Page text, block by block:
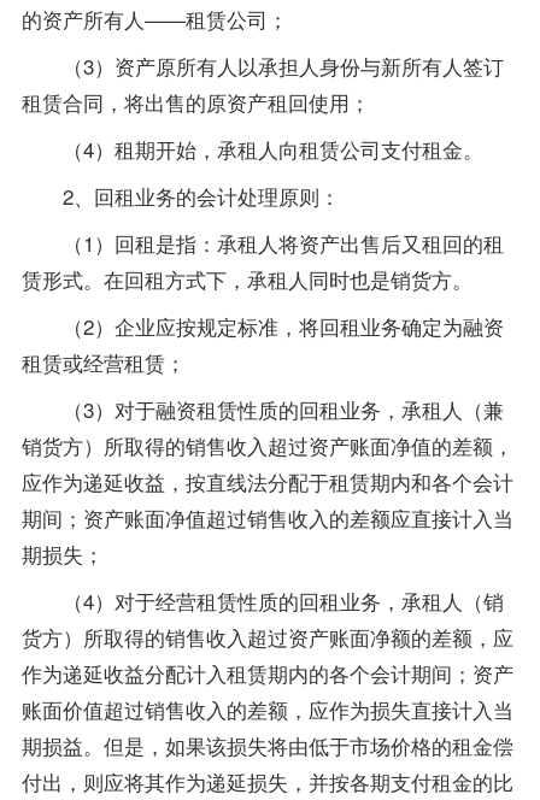
的资产所有人——租赁公司；
（3）资产原所有人以承担人身份与新所有人签订
租赁合同，将出售的原资产租回使用；
（4）租期开始，承租人向租赁公司支付租金。
2、回租业务的会计处理原则：
（1）回租是指：承租人将资产出售后又租回的租
赁形式。在回租方式下，承租人同时也是销货方。
（2）企业应按规定标准，将回租业务确定为融资
租赁或经营租赁；
（3）对于融资租赁性质的回租业务，承租人（兼
销货方）所取得的销售收入超过资产账面净值的差额，
应作为递延收益，按直线法分配于租赁期内和各个会计
期间；资产账面净值超过销售收入的差额应直接计入当
期损失；
（4）对于经营租赁性质的回租业务，承租人（销
货方）所取得的销售收入超过资产账面净额的差额，应
作为递延收益分配计入租赁期内的各个会计期间；资产
账面价值超过销售收入的差额，应作为损失直接计入当
期损益。但是，如果该损失将由低于市场价格的租金偿
付出，则应将其作为递延损失，并按各期支付租金的比